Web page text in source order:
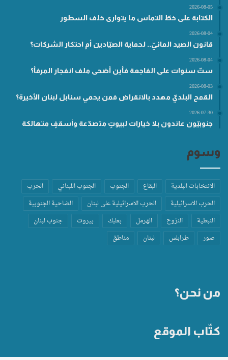
2026-08-05
الكتابة على خطّ التماس ما يتوارى خلف السطور
2026-08-04
قانون الصيد المائيّ.. لحماية الصيّادين أم احتكار الشركات؟
2026-08-04
ستّ سنوات على الفاجعة فأين أضحى ملف انفجار المرفأ؟
2026-08-03
القمح البلديّ مهدد بالانقراض فمن يحمي سنابل لبنان الأخيرة؟
2026-07-30
جنوبيّون عائدون بلا خيارات لبيوتٍ متصدّعة وأسقفٍ متهالكة
وسوم
الانتخابات البلدية البقاع الجنوب الجنوب اللبناني
الحرب
الحرب الاسرائيلية
الحرب الاسرائيلية على لبنان
الضاحية الجنوبية
النبطية
النزوح الهرمل بعلبك بيروت
جنوب لبنان
صور
طرابلس لبنان مناطق
من نحن؟
كتّاب الموقع